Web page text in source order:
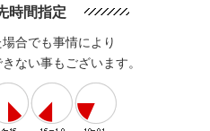
時間指定
合でも事情により
ない事もございます。